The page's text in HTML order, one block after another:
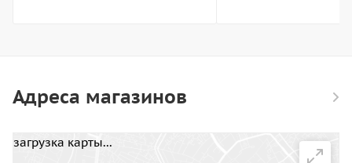
Адреса магазинов
загрузка карты...